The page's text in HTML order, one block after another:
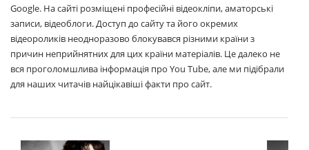
Google. На сайті розміщені професійні відеокліпи, аматорські
записи, відеоблоги. Доступ до сайту та його окремих
відеороликів неодноразово блокувався різними країни з
причин неприйнятних для цих країни матеріалів. Це далеко не
вся проголомшлива інформація про You Tube, але ми підібрали
для наших читачів найцікавіші факти про сайт.